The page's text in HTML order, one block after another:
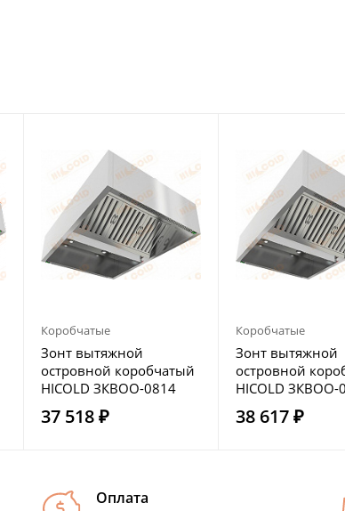
Коробчатые
Зонт вытяжной
островной коробчатый
HICOLD ЗКВОО-0814
37 518 ₽
Коробчатые
Зонт вытяжной
островной
HICOLD ЗКВОО-
38 617 ₽
Оплата